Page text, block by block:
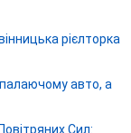
рієлторка
палаючому авто, а
Сил: